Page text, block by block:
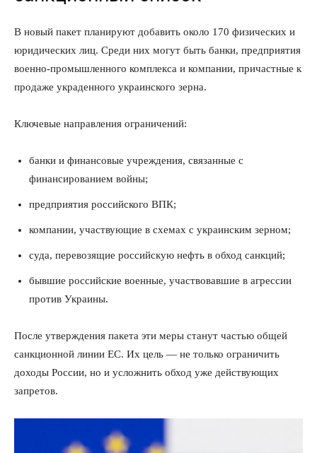
В новый пакет планируют добавить около 170 физических и
юридических лиц. Среди них могут быть банки, предприятия
военно-промышленного комплекса и компании, причастные к
продаже украденного украинского зерна.
Ключевые направления ограничений:
банки и финансовые учреждения, связанные с
финансированием войны;
предприятия российского ВПК;
компании, участвующие в схемах с украинским зерном;
суда, перевозящие российскую нефть в обход санкций;
бывшие российские военные, участвовавшие в агрессии
против Украины.
После утверждения пакета эти меры станут частью общей
санкционной линии ЕС. Их цель — не только ограничить
доходы России, но и усложнить обход уже действующих
запретов.